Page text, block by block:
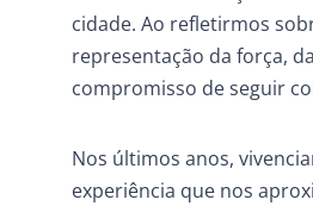
cidade. Ao refletirmos
representação da força,
compromisso de seguir
Nos últimos anos,
experiência que nos